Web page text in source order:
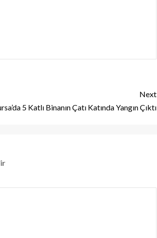
Next
5 Katlı Binanın Çatı Katında Yangın Çıktı